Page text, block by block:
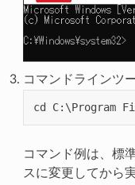
コマンドラインツ
cd C: \Program
コマンド例は、標
スに変更してから